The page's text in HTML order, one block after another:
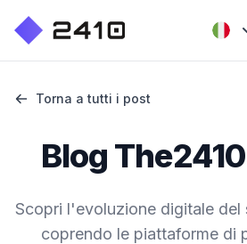
Torna a tutti i post
Blog
Scopri l'evoluzione digitale
coprendo le piattaforme di